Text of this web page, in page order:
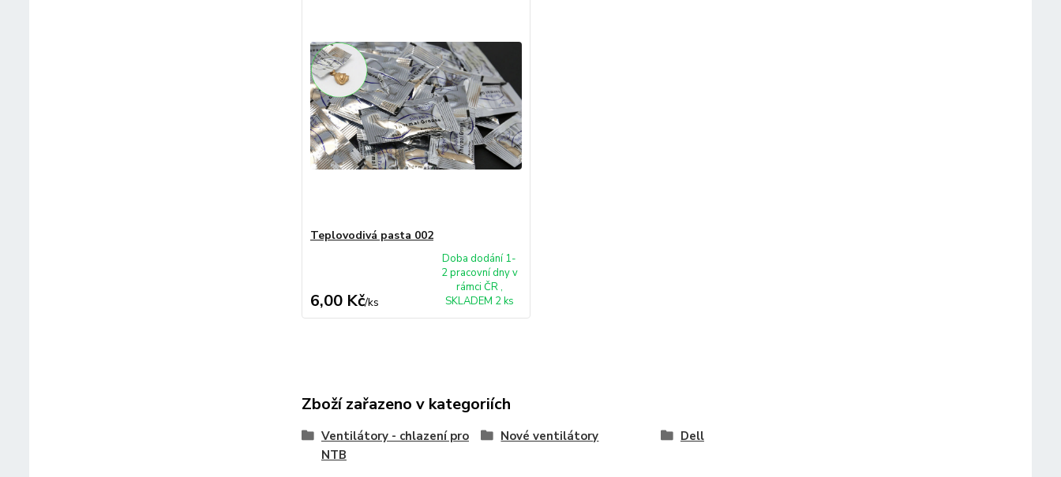
Teplovodivá pasta 002
6,00 Kč/ks
Doba dodání 1-
2 pracovní dny v
rámci ČR ,
SKLADEM 2 ks
Zboží zařazeno v kategoriích
Ventilátory - chlazení pro
NTB
Nové ventilátory Dell